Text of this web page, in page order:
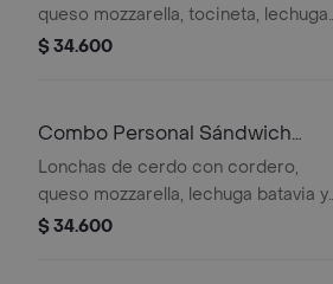
queso mozzarella, tocineta, lechuga
Batavia, tomate, pepinillos, salsa BBQ
$ 34.600
Combo Personal Sándwich
Cordero
Lonchas de cerdo con cordero,
queso mozzarella, lechuga batavia y
salsa Qbano
$ 34.600